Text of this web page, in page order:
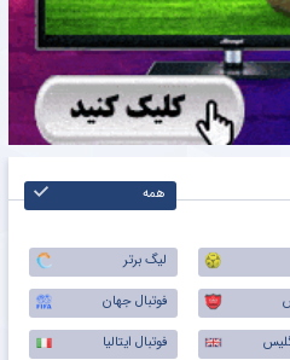
همه
لیگ برتر
فوتبال جهان
فوتبال ایتالیا